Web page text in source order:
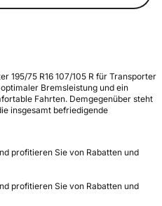
195/75 R16 107/105 R für Transporter
Bremsleistung und ein
Fahrten. Demgegenüber steht
insgesamt befriedigende
profitieren Sie von Rabatten und
profitieren Sie von Rabatten und